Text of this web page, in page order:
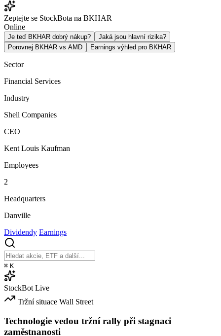
Zeptejte se StockBota na BKHAR
Online
Je teď BKHAR dobrý nákup?
Jaká jsou hlavní rizika?
Porovnej BKHAR vs AMD
Earnings výhled pro BKHAR
Sector
Financial Services
Industry
Shell Companies
CEO
Kent Louis Kaufman
Employees
2
Headquarters
Danville
Dividendy Earnings
⌘ K
StockBot Live
Tržní situace Wall Street
Technologie vedou tržní rally při stagnaci
zaměstnanosti